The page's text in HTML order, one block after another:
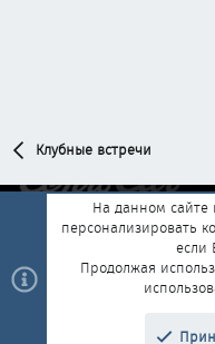
Клубные встречи
Обратная связь
Условия и
Политика
На данном сайте
персонализировать
если
Продолжая